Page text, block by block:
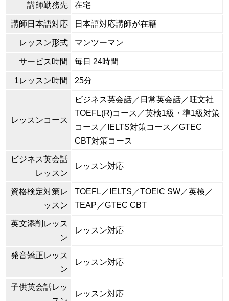
講師勤務先 在宅
講師日本語対応 日本語対応講師が在籍
レッスン形式 マンツーマン
サービス時間 毎日 24時間
1レッスン時間 25分
レッスンコース
ビジネス英会話／日常英会話／旺文社
TOEFL(R)コース／英検1級・準1級対策
コース／IELTS対策コース／GTEC
CBT対策コース
ビジネス英会話
レッスン
レッスン対応
資格検定対策レ
ッスン
TOEFL／IELTS／TOEIC SW／英検／
TEAP／GTEC CBT
英文添削レッス
ン
レッスン対応
発音矯正レッス
ン
レッスン対応
子供英会話レッ
レッスン対応